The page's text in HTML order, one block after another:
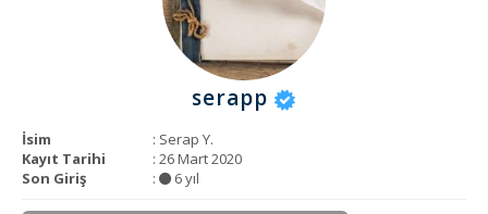
KURUMSAL
serapp
İsim
: Serap Y.
Kayıt Tarihi
: 26 Mart 2020
Son Giriş
: 6 yıl